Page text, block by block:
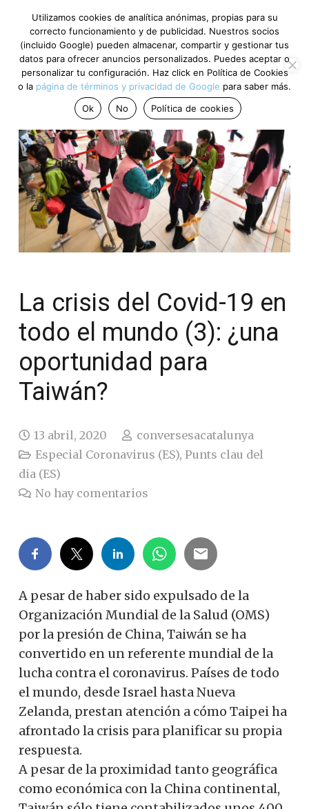
La crisis del Covid-19 en
todo el mundo (3): ¿una
oportunidad para
Taiwán?
13 abril, 2020
conversesacatalunya
Especial Coronavirus (ES),Punts clau del
dia (ES)
No hay comentarios
A pesar de haber sido expulsado de la
Organización Mundial de la Salud (OMS)
por la presión de China, Taiwán se ha
convertido en un referente mundial de la
lucha contra el coronavirus. Países de todo
el mundo, desde Israel hasta Nueva
Zelanda, prestan atención a cómo Taipei ha
afrontado la crisis para planificar su propia
respuesta.
A pesar de la proximidad tanto geográfica
como económica con la China continental,
Utilizamos cookies de analítica anónimas, propias para su
correcto funcionamiento y de publicidad. Nuestros socios
(incluido Google) pueden almacenar, compartir y gestionar tus
datos para ofrecer anuncios personalizados. Puedes aceptar o
personalizar tu configuración. Haz click en Política de Cookies
o la página de términos y privacidad de Google para saber más.
Ok
No Política de cookies